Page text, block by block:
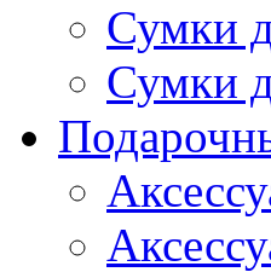
Сумки
Сумки